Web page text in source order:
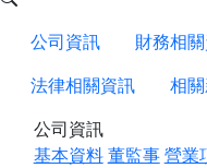
公司資訊 財務相
法律相關資訊
相
公司資訊
基本資料董監事營業